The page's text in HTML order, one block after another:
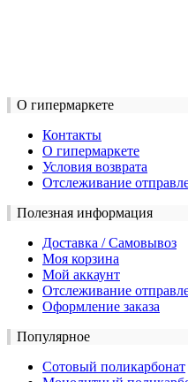
О гипермаркете
Контакты
О гипермаркете
Условия возврата
Отслеживание
Полезная информация
Доставка / Самовывоз
Моя корзина
Мой аккаунт
Отслеживание
Оформление заказа
Популярное
Сотовый поликарбонат